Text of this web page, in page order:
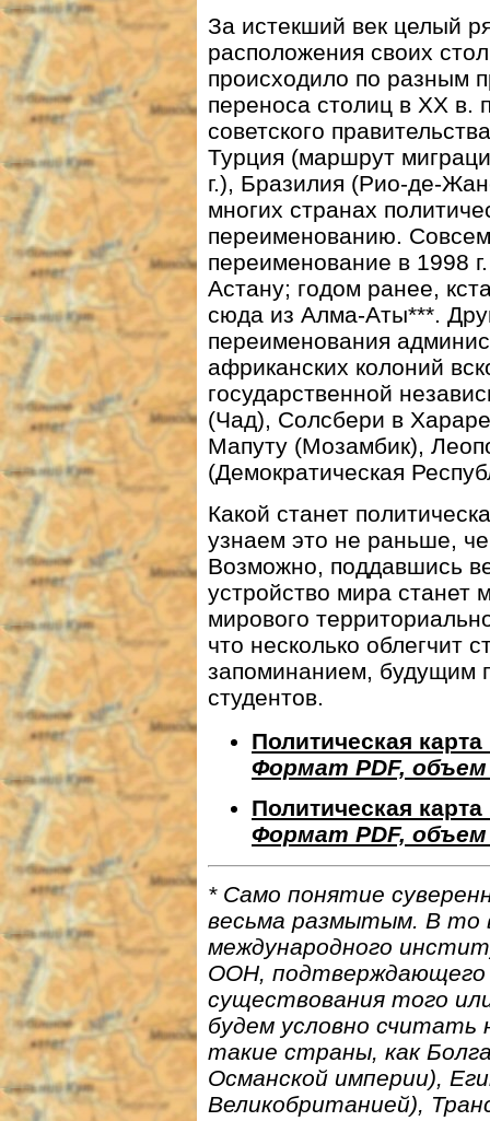
За истекший век целый
расположения своих
происходило по разным
переноса столиц в ХХ в.
советского
Турция (маршрут
г.), Бразилия (Рио-де-
многих странах
переименованию.
переименование в 1998
Астану; годом ранее,
сюда из Алма-Аты***.
переименования
африканских колоний
государственной
(Чад), Солсбери в
Мапуту (Мозамбик),
(Демократическая
Какой станет
узнаем это не раньше,
Возможно, поддавшись
устройство мира станет
мирового
что несколько облегчит
запоминанием, будущим
студентов.
Политическая
Формат PDF, объем
Политическая
Формат PDF,
* Само понятие
весьма размытым. В то
международного
ООН,
существования того
будем условно считать
такие страны, как
Османской империи),
Великобританией),